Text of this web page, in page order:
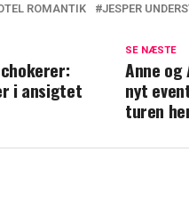
Kommer til at dække
ROMANTIK JESPER
SE NÆSTE
Anne
nyt
turen
i ansigtet